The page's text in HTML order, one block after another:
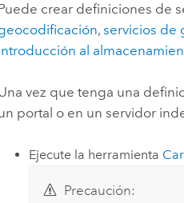
crear definiciones de
,servicios de
al
vez que tenga una
portal o en un servidor
Ejecute la herramienta
Precaución: